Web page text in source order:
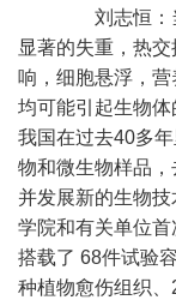
刘志恒：当
显著的失重，热
响，细胞悬浮，
均可能引起生物体
我国在过去40多
物和微生物样品，
并发展新的生物
学院和有关单位
搭载了 68件试验
种植物愈伤组织